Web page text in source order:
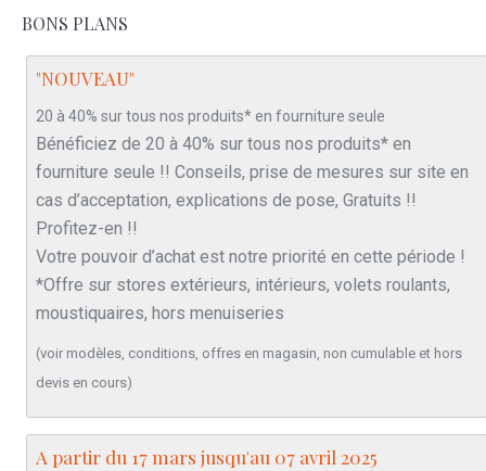
BONS PLANS
"NOUVEAU"
20 à 40% sur tous nos produits* en fourniture seule
Bénéficiez de 20 à 40% sur tous nos produits* en
fourniture seule !! Conseils, prise de mesures sur site en
cas d’acceptation, explications de pose, Gratuits !!
Profitez-en !!
Votre pouvoir d’achat est notre priorité en cette période !
*Offre sur stores extérieurs, intérieurs, volets roulants,
moustiquaires, hors menuiseries
(voir modèles, conditions, offres en magasin, non cumulable et hors
devis en cours)
A partir du 17 mars jusqu'au 07 avril 2025